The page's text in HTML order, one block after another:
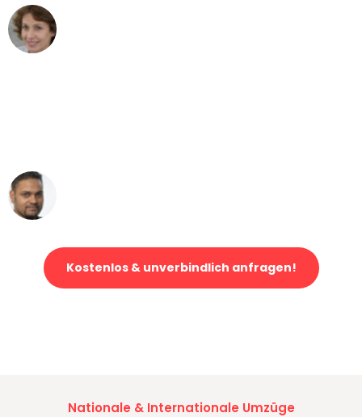
Kostenlos & unverbindlich anfragen!
Nationale & Internationale Umzüge